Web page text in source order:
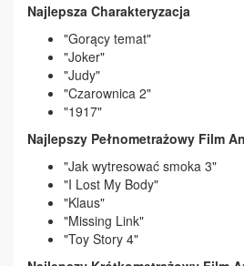
Najlepsza Charakteryzacja
"Gorący temat"
"Joker"
"Judy"
"Czarownica 2"
"1917"
Najlepszy Pełnometrażowy Film
"Jak wytresować smoka 3"
"I Lost My Body"
"Klaus"
"Missing Link"
"Toy Story 4"